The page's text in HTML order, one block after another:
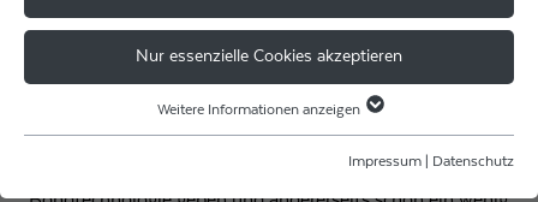
Mit dieser Messe geht nicht nur eine tolle Messewoche
sondern auch ein aufregende Messesaison 2023 für uns
zu Ende!
einen interessanten Einblick in unsere Welt der
Nur essenzielle Cookies akzeptieren
Essenzielle Cookies werden für grundlegende Funktionen der Webseite
Weitere Informationen anzeigen
Impressum Datenschutz